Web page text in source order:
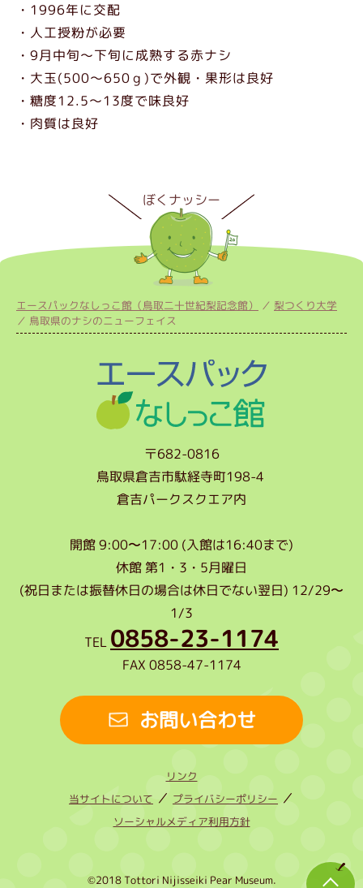
・1996年に交配
・人工授粉が必要
・9月中旬～下旬に成熟する赤ナシ
・大玉(500～650ｇ)で外観・果形は良好
・糖度12.5～13度で味良好
・肉質は良好
エースパックなしっこ館（鳥取二十世紀梨記念館）
梨つくり大学
鳥取県のナシのニューフェイス
〒682-0816
鳥取県倉吉市駄経寺町198-4
倉吉パークスクエア内
開館9:00〜17:00 (入館は16:40まで)
休館 第1・3・5月曜日
(祝日または振替休日の場合は休日でない翌日) 12/29〜
1/3
TEL 0858-23-1174
FAX 0858-47-1174
お問い合わせ
リンク
当サイトについて
プライバシーポリシー
ソーシャルメディア利用方針
©2018 Tottori Nijisseiki Pear Museum.